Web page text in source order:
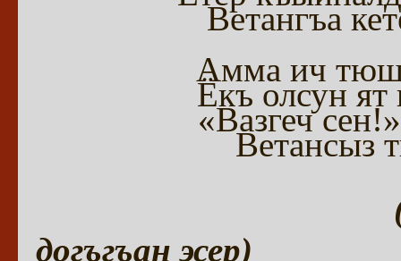
Ветангъа
Амма ич
Ёкъ олсун
«Вазгеч
Ветансыз
догъгъан эсер)